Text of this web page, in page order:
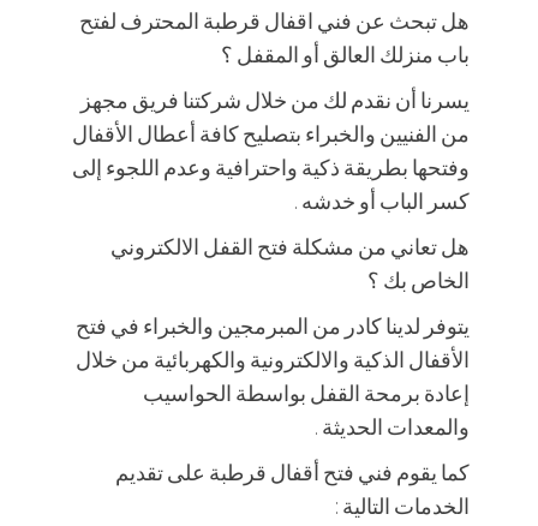
هل تبحث عن فني اقفال قرطبة المحترف لفتح
باب منزلك العالق أو المقفل ؟
يسرنا أن نقدم لك من خلال شركتنا فريق مجهز
من الفنيين والخبراء بتصليح كافة أعطال الأقفال
وفتحها بطريقة ذكية واحترافية وعدم اللجوء إلى
كسر الباب أو خدشه .
هل تعاني من مشكلة فتح القفل الالكتروني
الخاص بك ؟
يتوفر لدينا كادر من المبرمجين والخبراء في فتح
الأقفال الذكية والالكترونية والكهربائية من خلال
إعادة برمحة القفل بواسطة الحواسيب
والمعدات الحديثة .
كما يقوم فني فتح أقفال قرطبة على تقديم
الخدمات التالية :